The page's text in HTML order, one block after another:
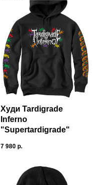
Худи Tardigrade
Inferno
"Supertardigrade"
7 980 р.